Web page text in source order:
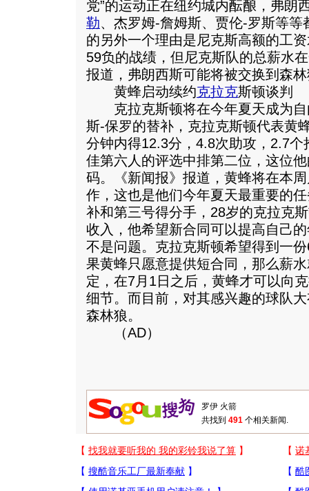
党”的运动正在纽约城内酝酿，弗朗
勒、杰罗姆-詹姆斯、贾伦-罗斯等
的另外一个理由是尼克斯高额的工
59负的战绩，但尼克斯队的总薪水
报道，弗朗西斯可能将被交换到森
黄蜂启动续约克拉克斯顿谈判
克拉克斯顿将在今年夏天成为自
斯-保罗的替补，克拉克斯顿代表黄
分钟内得12.3分，4.8次助攻，2.7
佳第六人的评选中排第二位，这位
码。《新闻报》报道，黄蜂将在本
作，这也是他们今年夏天最重要的
补和第三号得分手，28岁的克拉克
收入，他希望新合同可以提高自己
不是问题。克拉克斯顿希望得到一
果黄蜂只愿意提供短合同，那么薪
定，在7月1日之后，黄蜂才可以向
细节。而目前，对其感兴趣的球队
森林狼。
（AD）
共找到 491 个相关新闻.